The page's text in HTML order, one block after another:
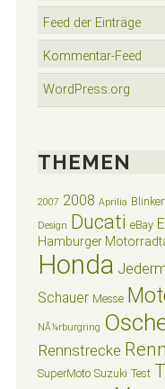
Feed der Einträge
Kommentar-Feed
WordPress.org
THEMEN
2007 2008 Aprilia Blinker
Design Ducati eBay
Hamburger
Honda
Schauer Messe
NÃ¼rburgring
Rennstrecke
SuperMoto Suzuki Test